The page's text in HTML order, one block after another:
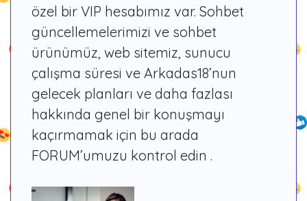
özel bir VIP hesabımız var. Sohbet
güncellemelerimizi ve sohbet
ürünümüz, web sitemiz, sunucu
çalışma süresi ve Arkadas18’nun
gelecek planları ve daha fazlası
hakkında genel bir konuşmayı
kaçırmamak için bu arada
FORUM’umuzu kontrol edin .